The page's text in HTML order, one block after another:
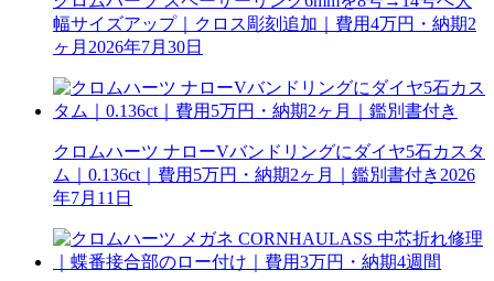
幅サイズアップ｜クロス彫刻追加｜費用4万円・納期2
ヶ月 2026年7月30日
クロムハーツ ナローVバンドリングにダイヤ5石カスタ
ム｜0.136ct｜費用5万円・納期2ヶ月｜鑑別書付き 2026
年7月11日